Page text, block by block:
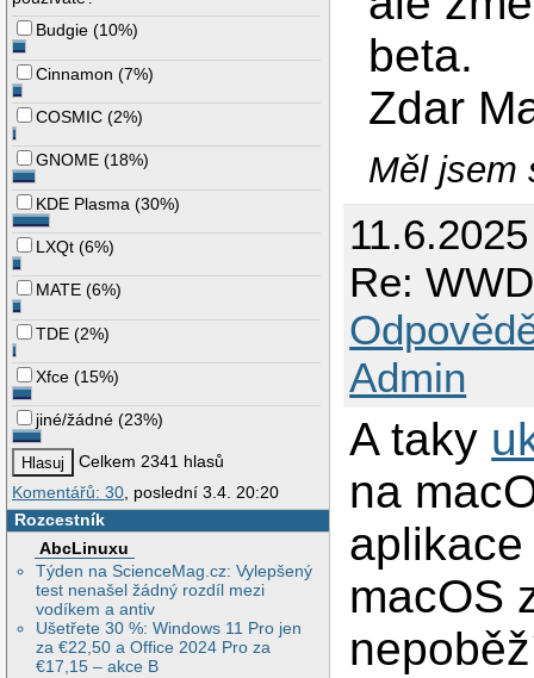
Budgie (10%)
Cinnamon (7%)
COSMIC (2%)
GNOME (18%)
KDE Plasma (30%)
LXQt (6%)
MATE (6%)
TDE (2%)
Xfce (15%)
jiné/žádné (23%)
Celkem 2341 hlasů
Komentářů: 30 , poslední 3.4. 20:20
Rozcestník
AbcLinuxu
Týden na ScienceMag.cz: Vylepšený
test nenašel žádný rozdíl mezi
vodíkem a antiv
Ušetřete 30 %: Windows 11 Pro jen
za €22,50 a Office 2024 Pro za
€17,15 – akce B
beta.
Zdar
Měl jsem
Re:
Admin
A taky
na
macOS